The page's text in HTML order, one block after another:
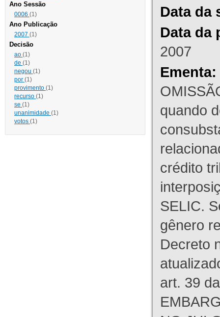
Ano Sessão
0006 (1)
Ano Publicação
2007 (1)
Decisão
ao (1)
de (1)
negou (1)
por (1)
provimento (1)
recurso (1)
se (1)
unanimidade (1)
votos (1)
Data da
Data da
2007
Ementa:
quando
crédito
SELIC.
gênero
Decreto
art. 39